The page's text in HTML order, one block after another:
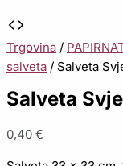
Trgovina /
salveta / Salveta
Salveta
0,40 €